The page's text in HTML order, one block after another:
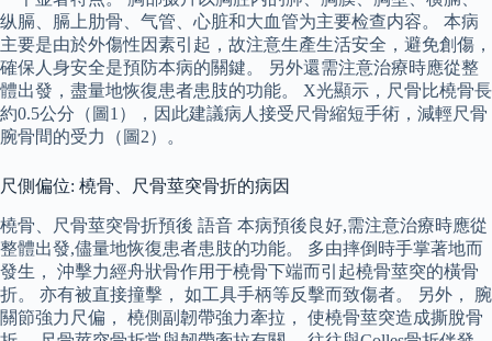
纵膈、膈上肋骨、气管、心脏和大血管为主要检查内容。 本病
主要是由於外傷性因素引起，故注意生產生活安全，避免創傷，
確保人身安全是預防本病的關鍵。 另外還需注意治療時應從整
體出發，盡量地恢復患者患肢的功能。 X光顯示，尺骨比橈骨長
約0.5公分（圖1），因此建議病人接受尺骨縮短手術，減輕尺骨
腕骨間的受力（圖2）。
尺側偏位: 橈骨、尺骨莖突骨折的病因
橈骨、尺骨莖突骨折預後 語音 本病預後良好,需注意治療時應從
整體出發,儘量地恢復患者患肢的功能。 多由摔倒時手掌著地而
發生， 沖擊力經舟狀骨作用于橈骨下端而引起橈骨莖突的橫骨
折。 亦有被直接撞擊， 如工具手柄等反擊而致傷者。 另外， 腕
關節強力尺偏， 橈側副韌帶強力牽拉， 使橈骨莖突造成撕脫骨